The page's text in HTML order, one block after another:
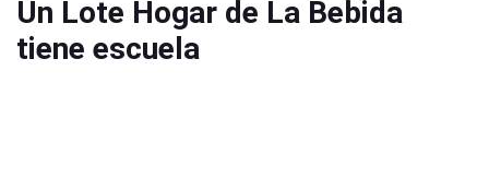
Un Lote Hogar de La Bebida
tiene escuela